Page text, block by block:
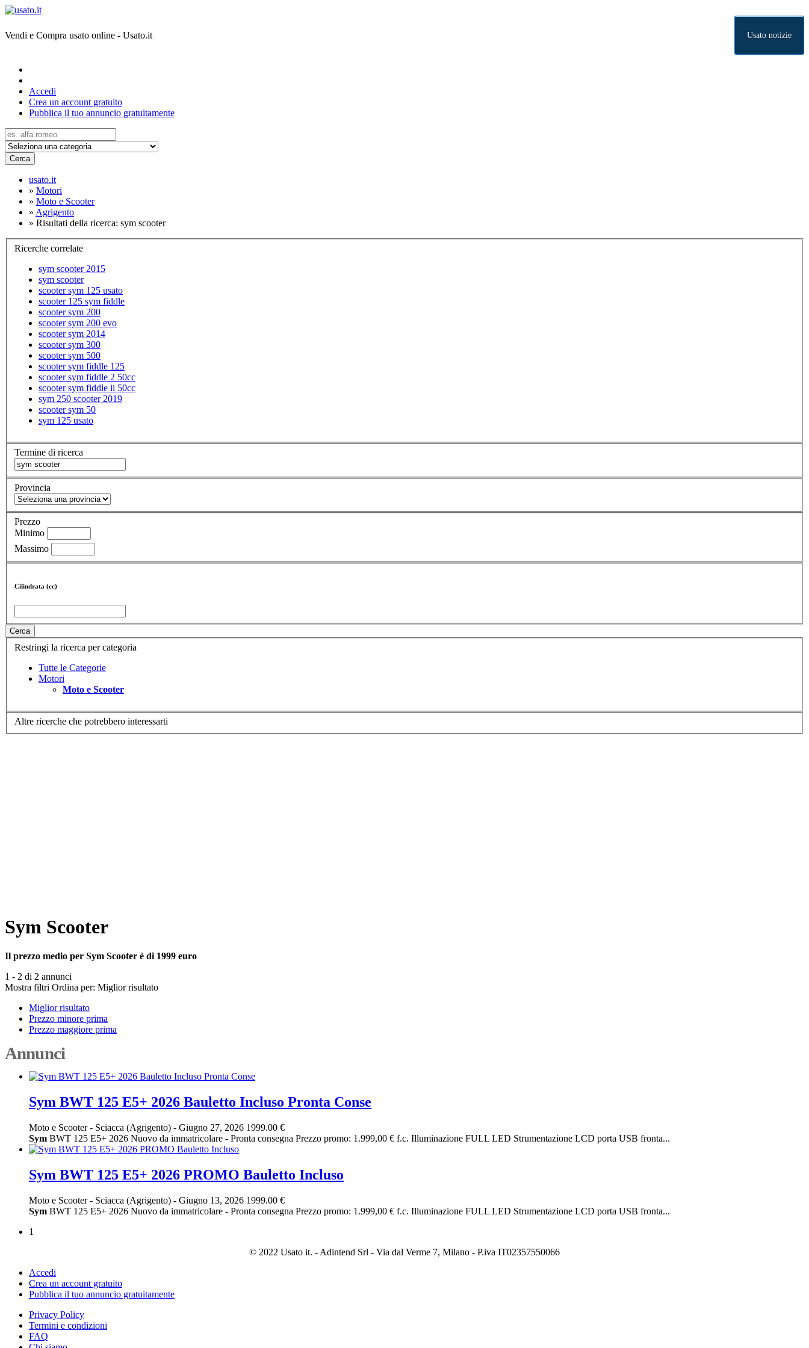
Vendi e Compra usato online - Usato.it Usato notizie
Accedi
Crea un account gratuito
Pubblica il tuo annuncio gratuitamente
Cerca
usato.it
» Motori
» Moto e Scooter
» Agrigento
» Risultati della ricerca: sym scooter
Ricerche correlate
sym scooter 2015
sym scooter
scooter sym 125 usato
scooter 125 sym fiddle
scooter sym 200
scooter sym 200 evo
scooter sym 2014
scooter sym 300
scooter sym 500
scooter sym fiddle 125
scooter sym fiddle 2 50cc
scooter sym fiddle ii 50cc
sym 250 scooter 2019
scooter sym 50
sym 125 usato
Termine di ricerca
Provincia
Prezzo
Minimo
Massimo
Cilindrata (cc)
Cerca
Restringi la ricerca per categoria
Tutte le Categorie
Motori
Moto e Scooter
Altre ricerche che potrebbero interessarti
Sym Scooter
Il prezzo medio per Sym Scooter è di 1999 euro
1 - 2 di 2 annunci
Mostra filtri Ordina per: Miglior risultato
Miglior risultato
Prezzo minore prima
Prezzo maggiore prima
Annunci
Sym BWT 125 E5+ 2026 Bauletto Incluso Pronta Conse
Moto e Scooter- Sciacca (Agrigento) - Giugno 27, 2026 1999.00 €
Sym BWT 125 E5+ 2026 Nuovo da immatricolare - Pronta consegna Prezzo promo: 1.999,00 € f.c. Illuminazione FULL LED Strumentazione LCD porta USB fronta...
Sym BWT 125 E5+ 2026 PROMO Bauletto Incluso
Moto e Scooter- Sciacca (Agrigento) - Giugno 13, 2026 1999.00 €
Sym BWT 125 E5+ 2026 Nuovo da immatricolare - Pronta consegna Prezzo promo: 1.999,00 € f.c. Illuminazione FULL LED Strumentazione LCD porta USB fronta...
1
© 2022 Usato it. - Adintend Srl - Via dal Verme 7, Milano - P.iva IT02357550066
Accedi
Crea un account gratuito
Pubblica il tuo annuncio gratuitamente
Privacy Policy
Termini e condizioni
FAQ